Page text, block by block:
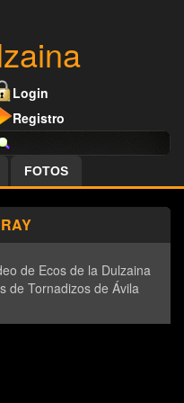
Login
Registro
FOTOS
de Ecos de la Dulzaina
de Tornadizos de Ávila